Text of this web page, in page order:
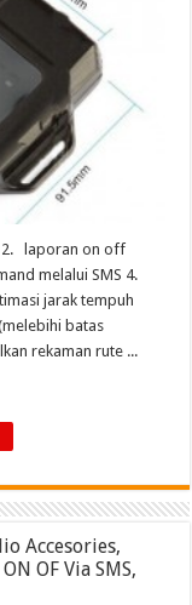
2. laporan on off
melalui SMS 4.
jarak tempuh
batas
rekaman rute ...
Accesories,
OF Via SMS,